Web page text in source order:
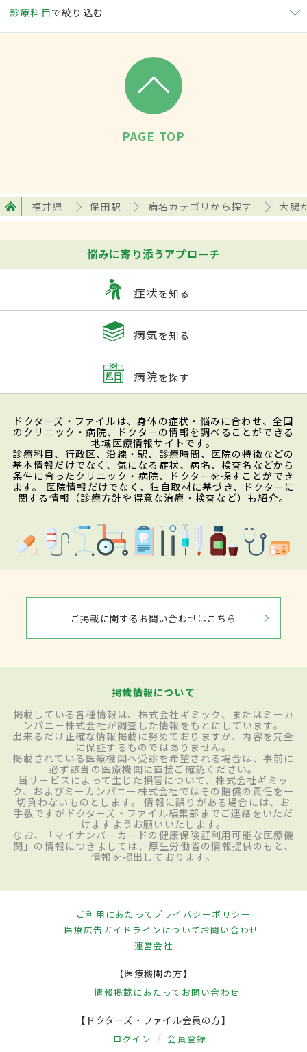
診療科目で絞り込む
PAGE TOP
福井県 保田駅 病名カテゴリから探す 大腸
悩みに寄り添うアプローチ
症状を知る
病気を知る
病院を探す
ドクターズ・ファイルは、身体の症状・悩みに合わせ、全国
のクリニック・病院、ドクターの情報を調べることができる
地域医療情報サイトです。
診療科目、行政区、沿線・駅、診療時間、医院の特徴などの
基本情報だけでなく、気になる症状、病名、検査名などから
条件に合ったクリニック・病院、ドクターを探すことができ
ます。 医院情報だけでなく、独自取材に基づき、ドクターに
関する情報（診療方針や得意な治療・検査など）も紹介。
ご掲載に関するお問い合わせはこちら
掲載情報について
掲載している各種情報は、株式会社ギミック、またはミーカ
ンパニー株式会社が調査した情報をもとにしています。
出来るだけ正確な情報掲載に努めておりますが、内容を完全
に保証するものではありません。
掲載されている医療機関へ受診を希望される場合は、事前に
必ず該当の医療機関に直接ご確認ください。
当サービスによって生じた損害について、株式会社ギミッ
ク、およびミーカンパニー株式会社ではその賠償の責任を一
切負わないものとします。 情報に誤りがある場合には、お
手数ですがドクターズ・ファイル編集部までご連絡をいただ
けますようお願いいたします。
なお、「マイナンバーカードの健康保険証利用可能な医療機
関」の情報につきましては、厚生労働省の情報提供のもと、
情報を掲出しております。
ご利用にあたってプライバシーポリシー
医療広告ガイドラインについてお問い合わせ
運営会社
【医療機関の方】
情報掲載にあたって お問い合わせ
【ドクターズ・ファイル会員の方】
ログイン 会員登録